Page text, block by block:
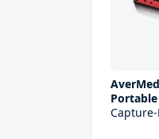
Portable